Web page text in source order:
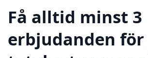
Få alltid minst 3
erbjudanden för